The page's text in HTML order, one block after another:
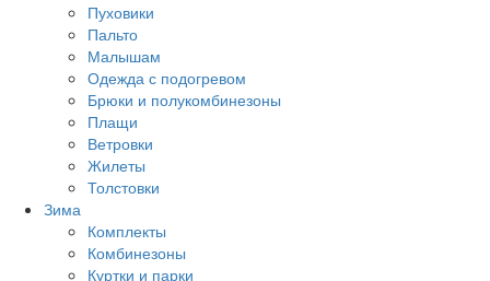
Пуховики
Пальто
Малышам
Одежда с подогревом
Брюки и полукомбинезоны
Плащи
Ветровки
Жилеты
Толстовки
Зима
Комплекты
Комбинезоны
Куртки и парки